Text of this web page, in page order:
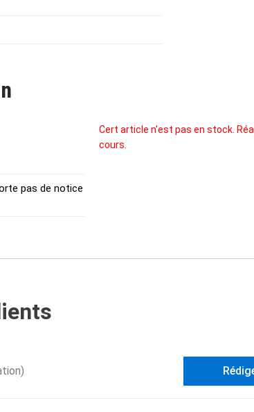
pas de notice
Cert article n'est pas en stock.
cours.